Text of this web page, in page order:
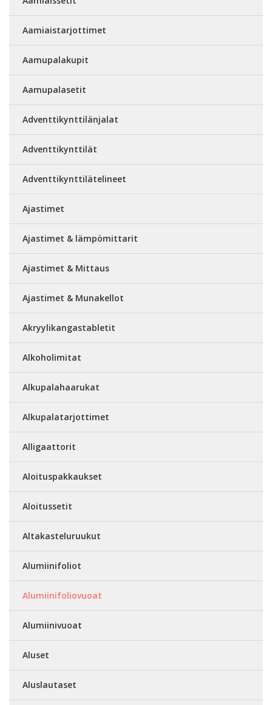
Aamiaistarjottimet
Aamupalakupit
Aamupalasetit
Adventtikynttilänjalat
Adventtikynttilät
Adventtikynttilätelineet
Ajastimet
Ajastimet & lämpömittarit
Ajastimet & Mittaus
Ajastimet & Munakellot
Akryylikangastabletit
Alkoholimitat
Alkupalahaarukat
Alkupalatarjottimet
Alligaattorit
Aloituspakkaukset
Aloitussetit
Altakasteluruukut
Alumiinifoliot
Alumiinifoliovuoat
Alumiinivuoat
Aluset
Aluslautaset